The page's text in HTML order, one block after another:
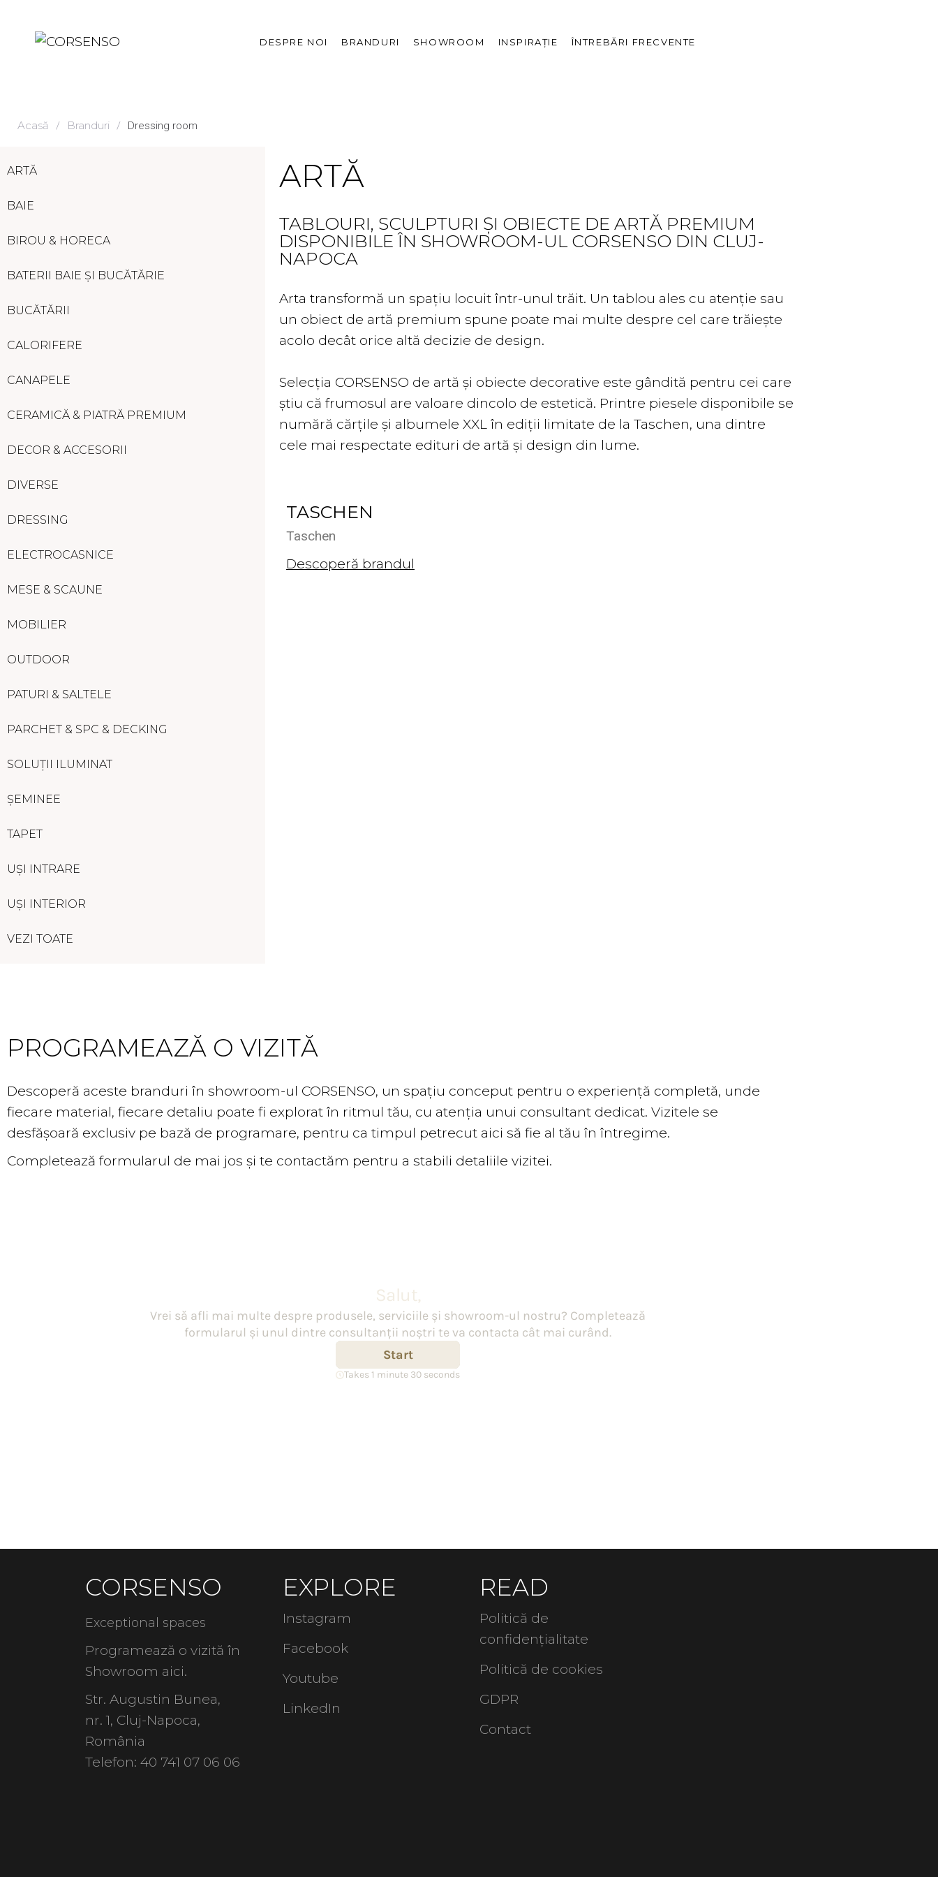
DESPRE NOI BRANDURI SHOWROOM INSPIRAȚIE ÎNTREBĂRI FRECVENTE
Povestea noastră
showroom
Acasă / Branduri / Dressing room
ARTĂ
BAIE
BIROU & HORECA
BATERII BAIE ȘI BUCĂTĂRIE
BUCĂTĂRII
CALORIFERE
CANAPELE
CERAMICĂ & PIATRĂ PREMIUM
DECOR & ACCESORII
DIVERSE
DRESSING
ELECTROCASNICE
MESE & SCAUNE
MOBILIER
OUTDOOR
PATURI & SALTELE
PARCHET & SPC & DECKING
SOLUȚII ILUMINAT
ȘEMINEE
TAPET
UȘI INTRARE
UȘI INTERIOR
VEZI TOATE
ARTĂ
TABLOURI, SCULPTURI ȘI OBIECTE DE ARTĂ PREMIUM
DISPONIBILE ÎN SHOWROOM-UL CORSENSO DIN CLUJ-
NAPOCA
Arta transformă un spațiu locuit într-unul trăit. Un tablou ales cu atenție sau
un obiect de artă premium spune poate mai multe despre cel care trăiește
acolo decât orice altă decizie de design.
Selecția CORSENSO de artă și obiecte decorative este gândită pentru cei care
știu că frumosul are valoare dincolo de estetică. Printre piesele disponibile se
numără cărțile și albumele XXL în ediții limitate de la Taschen, una dintre
cele mai respectate edituri de artă și design din lume.
TASCHEN
Taschen
Descoperă brandul
PROGRAMEAZĂ O VIZITĂ
Descoperă aceste branduri în showroom-ul CORSENSO, un spațiu conceput pentru o experiență completă, unde
fiecare material, fiecare detaliu poate fi explorat în ritmul tău, cu atenția unui consultant dedicat. Vizitele se
desfășoară exclusiv pe bază de programare, pentru ca timpul petrecut aici să fie al tău în întregime.
Completează formularul de mai jos și te contactăm pentru a stabili detaliile vizitei.
CORSENSO
Exceptional spaces
Programează o vizită în
Showroom aici.
Str. Augustin Bunea,
nr. 1, Cluj-Napoca,
România
Telefon: 40 741 07 06 06
EXPLORE
Instagram
Facebook
Youtube
LinkedIn
READ
Politică de
confidențialitate
Politică de cookies
GDPR
Contact